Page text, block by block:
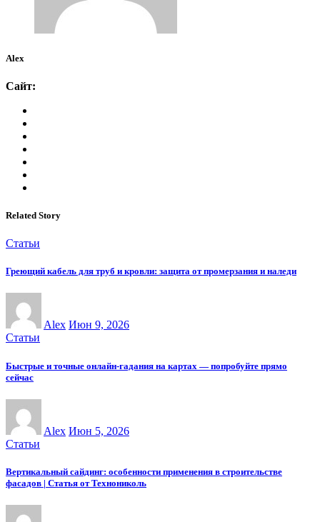
Alex
Сайт:
Related Story
Статьи
Греющий кабель для труб и кровли: защита от промерзания и наледи
Alex Июн 9, 2026
Статьи
Быстрые и точные онлайн-гадания на картах — попробуйте прямо
сейчас
Alex Июн 5, 2026
Статьи
Вертикальный сайдинг: особенности применения в строительстве
фасадов | Статья от Технониколь